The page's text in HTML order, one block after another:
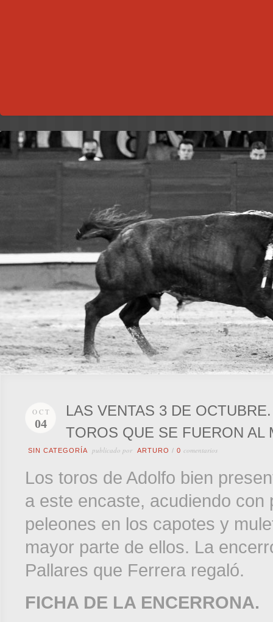
OCT
04
LAS VENTAS 3 DE
TOROS QUE SE FUERON AL
SIN CATEGORÍA publicado por ARTURO / 0 comentarios
Los toros de Adolfo bien
a este encaste, acudiendo
peleones en los capotes y
mayor parte de ellos. La
Pallares que Ferrera regaló.
FICHA DE LA ENCERRONA.